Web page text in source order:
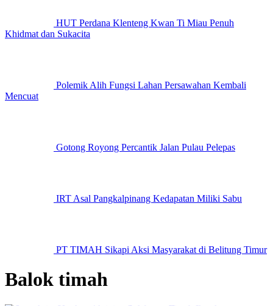
HUT Perdana Klenteng Kwan Ti Miau Penuh
Khidmat dan Sukacita
Polemik Alih Fungsi Lahan Persawahan Kembali
Mencuat
Gotong Royong Percantik Jalan Pulau Pelepas
IRT Asal Pangkalpinang Kedapatan Miliki Sabu
PT TIMAH Sikapi Aksi Masyarakat di Belitung Timur
Balok timah